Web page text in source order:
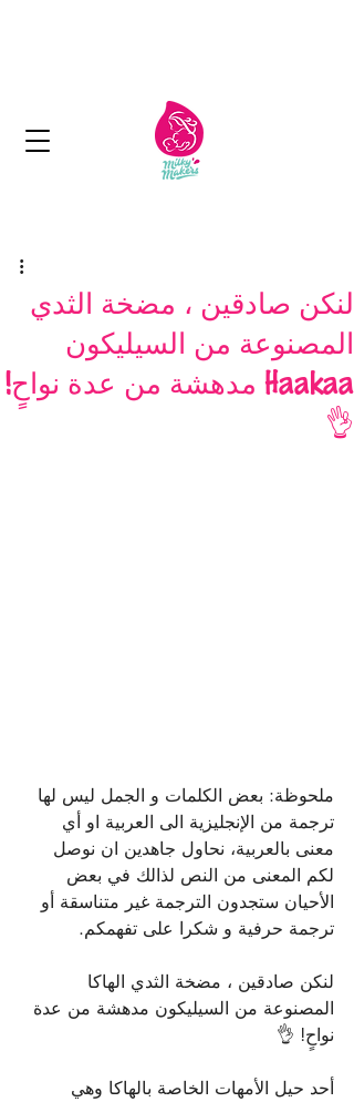
لنكن صادقين ، مضخة الثدي
المصنوعة من السيليكون
Haakaa مدهشة من عدة نواحٍ!
👌
ملحوظة: بعض الكلمات و الجمل ليس لها
ترجمة من الإنجليزية الى العربية او أي
معنى بالعربية، نحاول جاهدين ان نوصل
لكم المعنى من النص لذالك في بعض
الأحيان ستجدون الترجمة غير متناسقة أو
ترجمة حرفية و شكرا على تفهمكم.
لنكن صادقين ، مضخة الثدي الهاكا
المصنوعة من السيليكون مدهشة من عدة
نواحٍ! 👌
أحد حيل الأمهات الخاصة بالهاكا وهي